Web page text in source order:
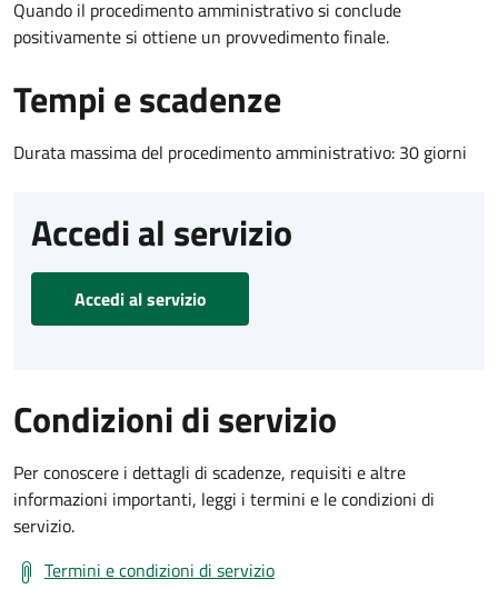
Quando il procedimento amministrativo si conclude
positivamente si ottiene un provvedimento finale.
Tempi e scadenze
Durata massima del procedimento amministrativo: 30 giorni
Accedi al servizio
Accedi al servizio
Condizioni di servizio
Per conoscere i dettagli di scadenze, requisiti e altre
informazioni importanti, leggi i termini e le condizioni di
servizio.
Termini e condizioni di servizio